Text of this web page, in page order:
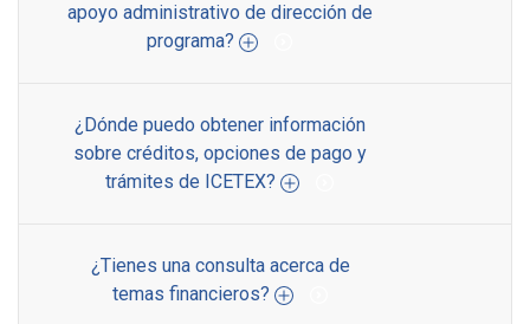
apoyo administrativo de dirección de
programa?
¿Dónde puedo obtener información
sobre créditos, opciones de pago y
trámites de ICETEX?
¿Tienes una consulta acerca de
temas financieros?